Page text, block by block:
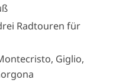
Radtouren für
Giglio,